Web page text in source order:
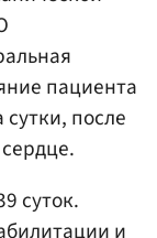
пациента
сутки, после
суток.
и